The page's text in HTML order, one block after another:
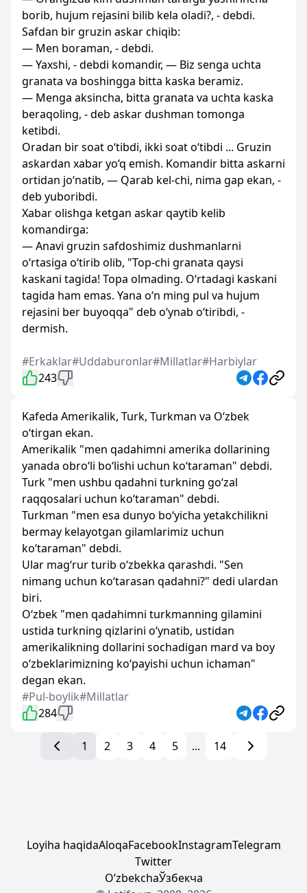
borib, hujum rejasini bilib kela oladi?, - debdi.
Safdan bir gruzin askar chiqib:
— Men boraman, - debdi.
— Yaxshi, - debdi komandir, — Biz senga uchta
granata va boshingga bitta kaska beramiz.
— Menga aksincha, bitta granata va uchta kaska
beraqoling, - deb askar dushman tomonga
ketibdi.
Oradan bir soat o‘tibdi, ikki soat o‘tibdi ... Gruzin
askardan xabar yo‘q emish. Komandir bitta askarni
ortidan jo‘natib, — Qarab kel-chi, nima gap ekan, -
deb yuboribdi.
Xabar olishga ketgan askar qaytib kelib
komandirga:
— Anavi gruzin safdoshimiz dushmanlarni
o‘rtasiga o‘tirib olib, "Top-chi granata qaysi
kaskani tagida! Topa olmading. O‘rtadagi kaskani
tagida ham emas. Yana o‘n ming pul va hujum
rejasini ber buyoqqa" deb o‘ynab o‘tiribdi, -
dermish.
#Erkaklar#Uddaburonlar#Millatlar#Harbiylar
243
Kafeda Amerikalik, Turk, Turkman va O‘zbek
o‘tirgan ekan.
Amerikalik "men qadahimni amerika dollarining
yanada obro‘li bo‘lishi uchun ko‘taraman" debdi.
Turk "men ushbu qadahni turkning go‘zal
raqqosalari uchun ko‘taraman" debdi.
Turkman "men esa dunyo bo‘yicha yetakchilikni
bermay kelayotgan gilamlarimiz uchun
ko‘taraman" debdi.
Ular mag‘rur turib o‘zbekka qarashdi. "Sen
nimang uchun ko‘tarasan qadahni?" dedi ulardan
biri.
O‘zbek "men qadahimni turkmanning gilamini
ustida turkning qizlarini o‘ynatib, ustidan
amerikalikning dollarini sochadigan mard va boy
o‘zbeklarimizning ko‘payishi uchun ichaman"
degan ekan.
#Pul-boylik#Millatlar
284
1 2 3 4 5 ... 14
Loyiha haqidaAloqaFacebookInstagramTelegram
Twitter
OʼzbekchaЎзбекча